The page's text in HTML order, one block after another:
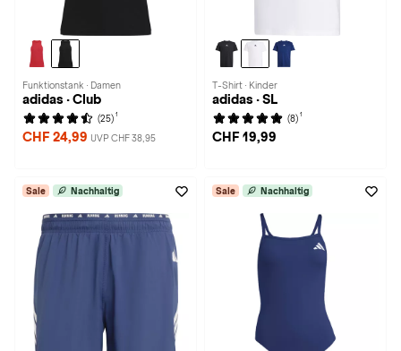
Funktionstank · Damen
adidas · Club
(25) 1
CHF 24,99 UVP CHF 38,95
T-Shirt · Kinder
adidas · SL
(8) 1
CHF 19,99
Sale Nachhaltig Sale Nachhaltig